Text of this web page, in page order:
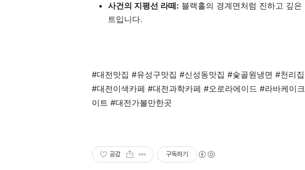
사건의 지평선 라떼: 블랙홀의 경계면처럼 진하고 깊
트입니다.
#대전맛집 #유성구맛집 #신성동맛집 #숯골원냉면 #천리
#대전이색카페 #대전과학카페 #오로라에이드 #라바케이
이트 #대전가볼만한곳
공감 구독하기